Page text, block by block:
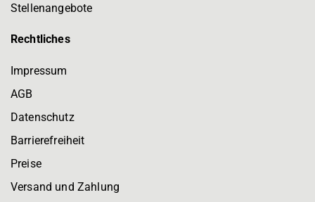
Stellenangebote
Rechtliches
Impressum
AGB
Datenschutz
Barrierefreiheit
Preise
Versand und Zahlung